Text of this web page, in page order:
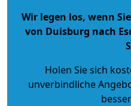
Wir legen los, wenn
von Duisburg nach
Holen Sie sich
unverbindliche